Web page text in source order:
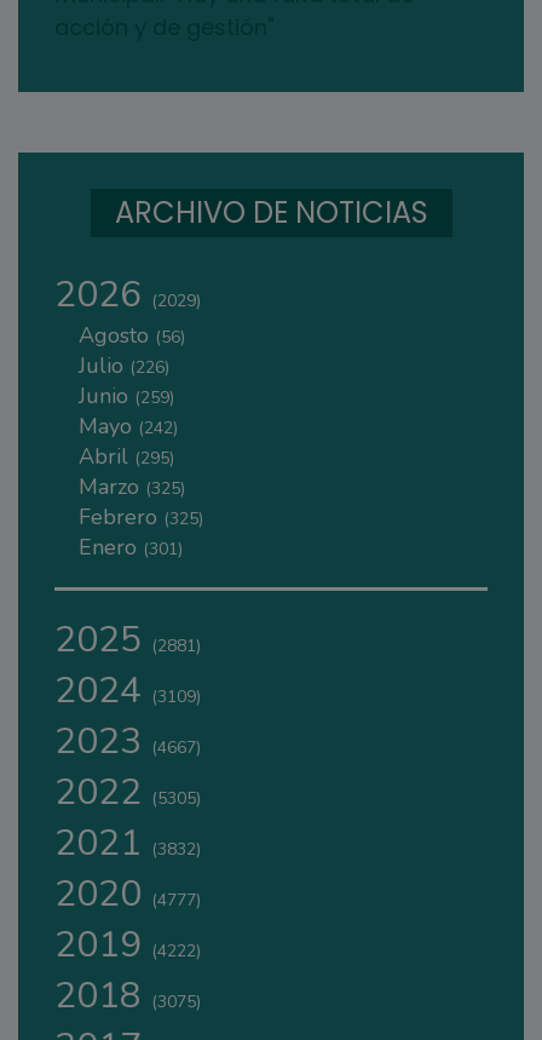
ARCHIVO DE NOTICIAS
2026 (2029)
Agosto (56)
Julio (226)
Junio (259)
Mayo (242)
Abril (295)
Marzo (325)
Febrero (325)
Enero (301)
2025 (2881)
2024 (3109)
2023 (4667)
2022 (5305)
2021 (3832)
2020 (4777)
2019 (4222)
2018 (3075)